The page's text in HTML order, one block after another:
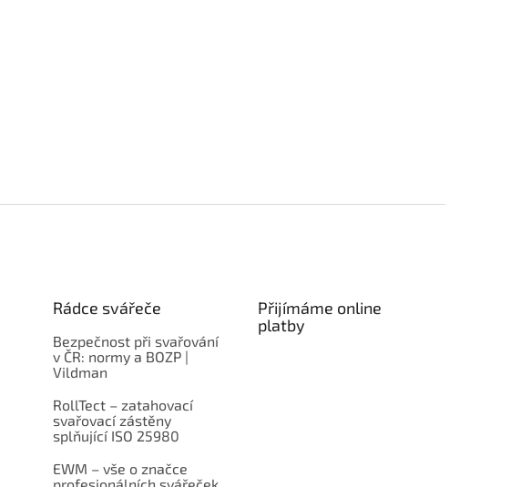
Rádce svářeče
Bezpečnost při svařování
v ČR: normy a BOZP |
Vildman
RollTect – zatahovací
svařovací zástěny
splňující ISO 25980
EWM – vše o značce
Přijímáme online
platby